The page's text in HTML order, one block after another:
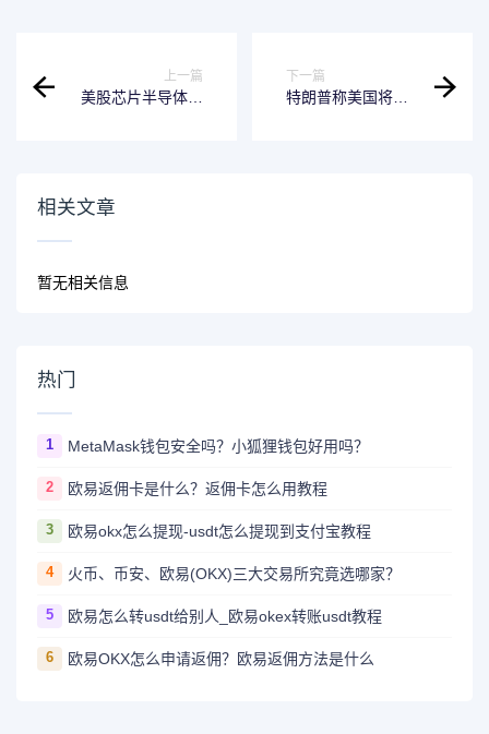
上一篇
美股芯片半导体全
下一篇
特朗普称美国将建
相关文章
暂无相关信息
热门
1 MetaMask钱包安全吗？小狐狸钱包好用吗？
2 欧易返佣卡是什么？返佣卡怎么用教程
3 欧易okx怎么提现-usdt怎么提现到支付宝教程
4 火币、币安、欧易(OKX)三大交易所究竟选哪家？
5 欧易怎么转usdt给别人_欧易okex转账usdt教程
6 欧易OKX怎么申请返佣？欧易返佣方法是什么